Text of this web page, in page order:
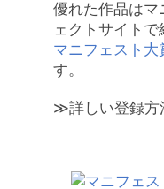
優れた作品はマ
ェクトサイトで
マニフェスト大
す。
≫詳しい登録方